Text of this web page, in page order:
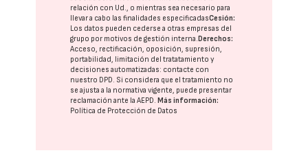
relación con Ud., o mientras sea necesario para
llevar a cabo las finalidades especificadasCesión:
Los datos pueden cederse a otras empresas del
grupo por motivos de gestión interna.Derechos:
Acceso, rectificación, oposición, supresión,
portabilidad, limitación del tratatamiento y
decisiones automatizadas: contacte con
nuestro DPD. Si considera que el tratamiento no
se ajusta a la normativa vigente, puede presentar
reclamación ante laAEPD.Más información:
Política de Protección de Datos